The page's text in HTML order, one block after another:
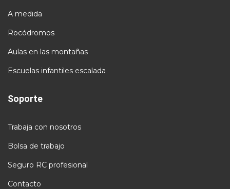
A medida
Rocódromos
Aulas en las montañas
Escuelas infantiles escalada
Soporte
Trabaja con nosotros
Bolsa de trabajo
Seguro RC profesional
Contacto